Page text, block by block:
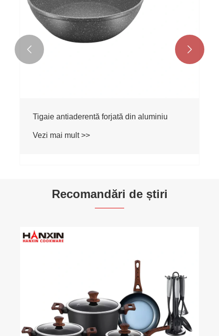
Tigaie antiaderentă forjată din aluminiu
Vezi mai mult >>
 
Recomandări de știri